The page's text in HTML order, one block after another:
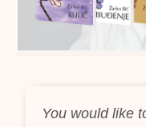
You would like